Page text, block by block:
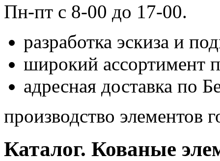
Пн-пт c 8-00 до 17-00.
разработка эскиза и
широкий ассортимент
адресная доставка по
производство элементов
Каталог. Кованые